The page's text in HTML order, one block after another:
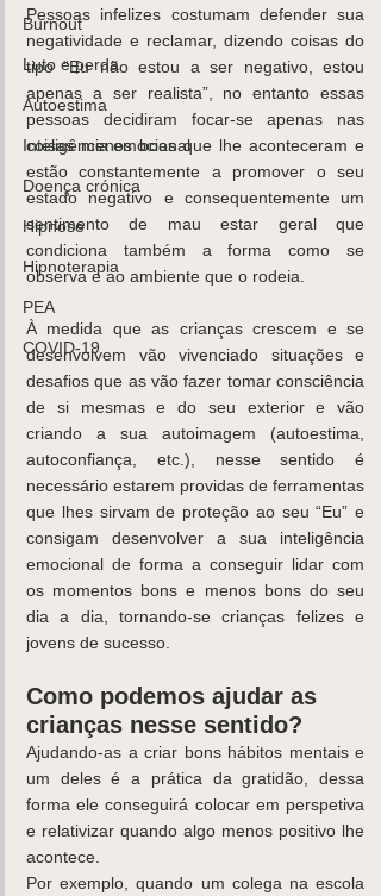
Burnout
Luto e perda
Autoestima
Inteligência emocional
Doença crónica
Hipnose
Hipnoterapia
PEA
COVID-19
Pessoas infelizes costumam defender sua
negatividade e reclamar, dizendo coisas do
tipo “Eu não estou a ser negativo, estou
apenas a ser realista”, no entanto essas
pessoas decidiram focar-se apenas nas
coisas menos boas que lhe aconteceram e
estão constantemente a promover o seu
estado negativo e consequentemente um
sentimento de mau estar geral que
condiciona também a forma como se
observa e ao ambiente que o rodeia.
À medida que as crianças crescem e se
desenvolvem vão vivenciado situações e
desafios que as vão fazer tomar consciência
de si mesmas e do seu exterior e vão
criando a sua autoimagem (autoestima,
autoconfiança, etc.), nesse sentido é
necessário estarem providas de ferramentas
que lhes sirvam de proteção ao seu “Eu” e
consigam desenvolver a sua inteligência
emocional de forma a conseguir lidar com
os momentos bons e menos bons do seu
dia a dia, tornando-se crianças felizes e
jovens de sucesso.
Como podemos ajudar as
crianças nesse sentido?
Ajudando-as a criar bons hábitos mentais e
um deles é a prática da gratidão, dessa
forma ele conseguirá colocar em perspetiva
e relativizar quando algo menos positivo lhe
acontece.
Por exemplo, quando um colega na escola